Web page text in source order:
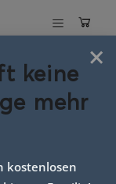
×
keine
mehr
kostenlosen